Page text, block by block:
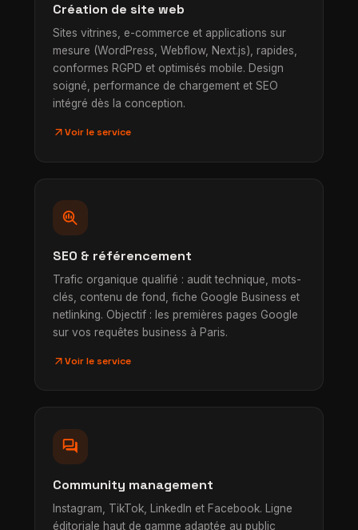
Création de site web
Sites vitrines, e-commerce et applications sur
mesure (WordPress, Webflow, Next.js), rapides,
conformes RGPD et optimisés mobile. Design
soigné, performance de chargement et SEO
intégré dès la conception.
arrow_outwardVoir le service
search_insights
SEO & référencement
Trafic organique qualifié : audit technique, mots-
clés, contenu de fond, fiche Google Business et
netlinking. Objectif : les premières pages Google
sur vos requêtes business à Paris.
arrow_outwardVoir le service
forum
Community management
Instagram, TikTok, LinkedIn et Facebook. Ligne
éditoriale haut de gamme adaptée au public